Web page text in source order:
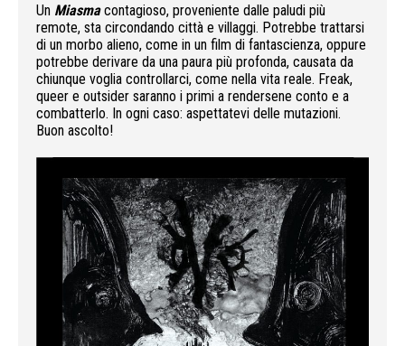
Un Miasmacontagioso, proveniente dalle paludi più
remote, sta circondando città e villaggi. Potrebbe trattarsi
di un morbo alieno, come in un film di fantascienza, oppure
potrebbe derivare da una paura più profonda, causata da
chiunque voglia controllarci, come nella vita reale. Freak,
queer e outsider saranno i primi a rendersene conto e a
combatterlo. In ogni caso: aspettatevi delle mutazioni.
Buon ascolto!